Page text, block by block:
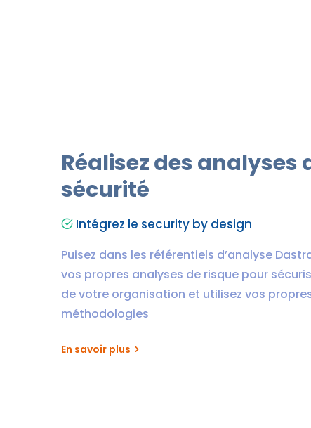
Réalisez des analyses
sécurité
Intégrez le security by design
Puisez dans les référentiels d’analyse
vos propres analyses de risque pour
de votre organisation et utilisez vos
méthodologies
En savoir plus